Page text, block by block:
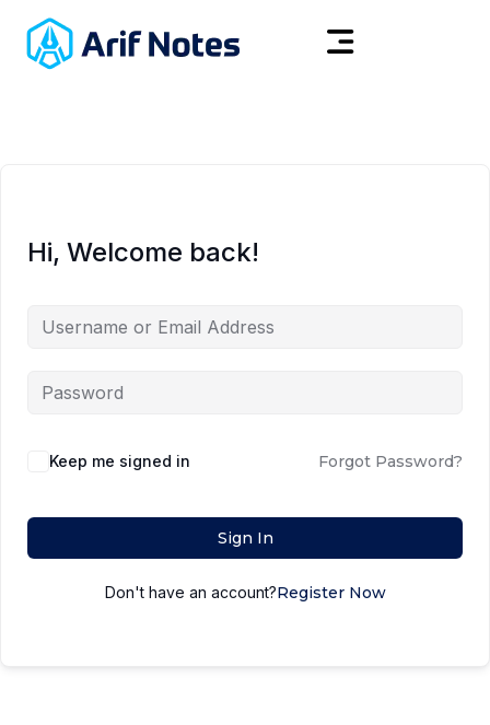
Hi, Welcome back!
Keep me signed in Forgot Password?
Sign In
Don't have an account?Register Now